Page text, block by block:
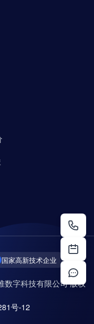
国家高新技术企业
数字科技有限公司 版权
号-12